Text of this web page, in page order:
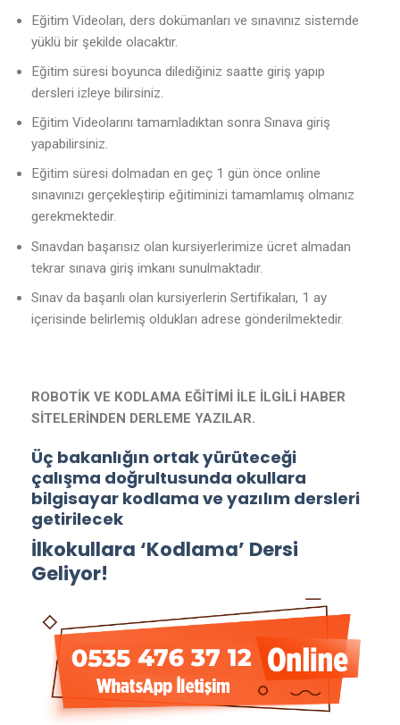
Eğitim Videoları, ders dokümanları ve sınavınız sistemde
yüklü bir şekilde olacaktır.
Eğitim süresi boyunca dilediğiniz saatte giriş yapıp
dersleri izleye bilirsiniz.
Eğitim Videolarını tamamladıktan sonra Sınava giriş
yapabilirsiniz.
Eğitim süresi dolmadan en geç 1 gün önce online
sınavınızı gerçekleştirip eğitiminizi tamamlamış olmanız
gerekmektedir.
Sınavdan başarısız olan kursiyerlerimize ücret almadan
tekrar sınava giriş imkanı sunulmaktadır.
Sınav da başarılı olan kursiyerlerin Sertifikaları, 1 ay
içerisinde belirlemiş oldukları adrese gönderilmektedir.
ROBOTİK VE KODLAMA EĞİTİMİ İLE İLGİLİ HABER
SİTELERİNDEN DERLEME YAZILAR.
Üç bakanlığın ortak yürüteceği
çalışma doğrultusunda okullara
bilgisayar kodlama ve yazılım dersleri
getirilecek
İlkokullara ‘Kodlama’ Dersi
Geliyor!